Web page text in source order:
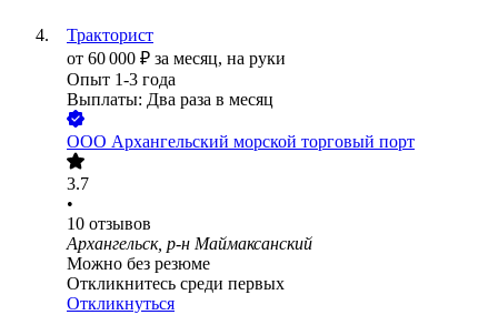
Тракторист
от 60 000 ₽ за месяц, на руки
Опыт 1-3 года
Выплаты: Два раза в месяц
ООО Архангельский морской торговый порт
3.7
•
10 отзывов
Архангельск, р-н Маймаксанский
Можно без резюме
Откликнитесь среди первых
Откликнуться